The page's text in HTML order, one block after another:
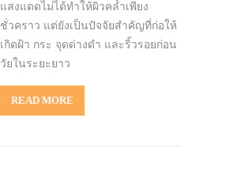
แสงแดดไม่ได้ทำให้ผิวคล้ำเพียง
ชั่วคราว แต่ยังเป็นปัจจัยสำคัญที่ก่อให้
เกิดฝ้า กระ จุดด่างดำ และริ้วรอยก่อน
วัยในระยะยาว
READ MORE